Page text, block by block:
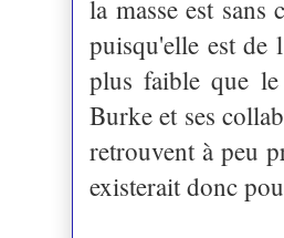
la masse est sans
puisqu'elle est de
plus faible que
Burke et ses
retrouvent à peu
existerait donc